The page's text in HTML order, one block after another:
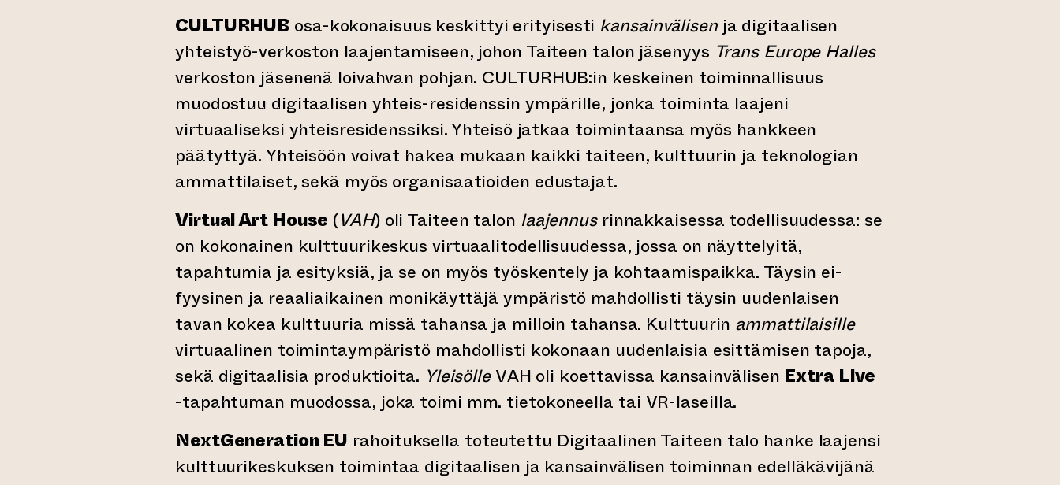
CULTURHUB osa-kokonaisuus keskittyi erityisesti kansainvälisenja digitaalisen
yhteistyö-verkoston laajentamiseen, johon Taiteen talon jäsenyys Trans Europe Halles
verkoston jäsenenä loivahvan pohjan. CULTURHUB:in keskeinen toiminnallisuus
muodostuu digitaalisen yhteis-residenssin ympärille, jonka toiminta laajeni
virtuaaliseksi yhteisresidenssiksi. Yhteisö jatkaa toimintaansa myös hankkeen
päätyttyä. Yhteisöön voivat hakea mukaan kaikki taiteen, kulttuurin ja teknologian
ammattilaiset, sekä myös organisaatioiden edustajat.
Virtual Art House (VAH) oli Taiteen talon laajennusrinnakkaisessa todellisuudessa: se
on kokonainen kulttuurikeskus virtuaalitodellisuudessa, jossa on näyttelyitä,
tapahtumia ja esityksiä, ja se on myös työskentely ja kohtaamispaikka. Täysin ei-
fyysinen ja reaaliaikainen monikäyttäjä ympäristö mahdollisti täysin uudenlaisen
tavan kokea kulttuuria missä tahansa ja milloin tahansa. Kulttuurin ammattilaisille
virtuaalinen toimintaympäristö mahdollisti kokonaan uudenlaisia esittämisen tapoja,
sekä digitaalisia produktioita. YleisölleVAH oli koettavissa kansainvälisen Extra Live
-tapahtuman muodossa, joka toimi mm. tietokoneella tai VR-laseilla.
NextGeneration EU rahoituksella toteutettu Digitaalinen Taiteen talo hanke laajensi
kulttuurikeskuksen toimintaa digitaalisen ja kansainvälisen toiminnan edelläkävijänä